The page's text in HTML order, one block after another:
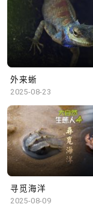
外来蜥
2025-08-23
寻觅海洋
2025-08-09